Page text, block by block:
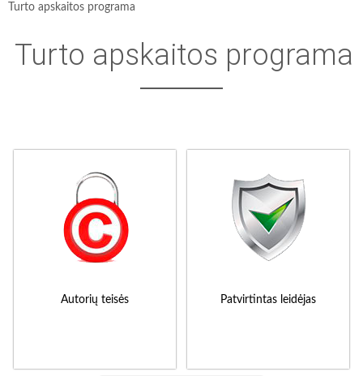
Turto apskaitos programa
Turto apskaitos programa
Autorių teisės Patvirtintas leidėjas